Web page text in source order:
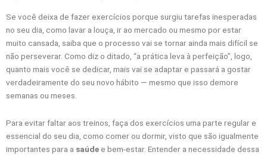
Se você deixa de fazer exercícios porque surgiu tarefas inesperadas
no seu dia, como lavar a louça, ir ao mercado ou mesmo por estar
muito cansada, saiba que o processo vai se tornar ainda mais difícil se
não perseverar. Como diz o ditado, “a prática leva à perfeição”, logo,
quanto mais você se dedicar, mais vai se adaptar e passará a gostar
verdadeiramente do seu novo hábito — mesmo que isso demore
semanas ou meses.
Para evitar faltar aos treinos, faça dos exercícios uma parte regular e
essencial do seu dia, como comer ou dormir, visto que são igualmente
importantes para a saúdee bem-estar. Entender a necessidade dessa